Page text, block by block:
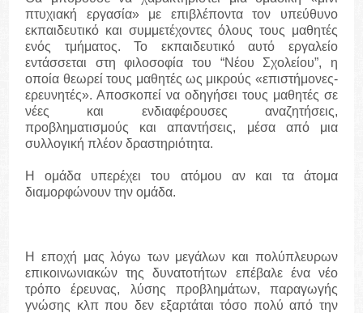
πτυχιακή εργασία» με επιβλέποντα τον υπεύθυνο
εκπαιδευτικό και συμμετέχοντες όλους τους μαθητές
ενός τμήματος. Το εκπαιδευτικό αυτό εργαλείο
εντάσσεται στη φιλοσοφία του “Νέου Σχολείου”, η
οποία θεωρεί τους μαθητές ως μικρούς «επιστήμονες-
ερευνητές». Αποσκοπεί να οδηγήσει τους μαθητές σε
νέες και ενδιαφέρουσες αναζητήσεις,
προβληματισμούς και απαντήσεις, μέσα από μια
συλλογική πλέον δραστηριότητα.
Η ομάδα υπερέχει του ατόμου αν και τα άτομα
διαμορφώνουν την ομάδα.
Η εποχή μας λόγω των μεγάλων και πολύπλευρων
επικοινωνιακών της δυνατοτήτων επέβαλε ένα νέο
τρόπο έρευνας, λύσης προβλημάτων, παραγωγής
γνώσης κλπ που δεν εξαρτάται τόσο πολύ από την